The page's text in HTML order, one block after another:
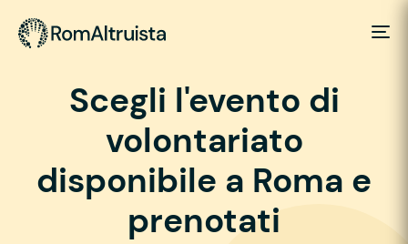
Scegli l'evento di
volontariato
disponibile a Roma e
prenotati